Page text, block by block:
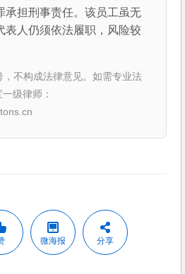
承担刑事责任。该员工虽无
表人仍须依法履职，风险较
，不构成法律意见。如需专业法
级律师：
微海报 分享